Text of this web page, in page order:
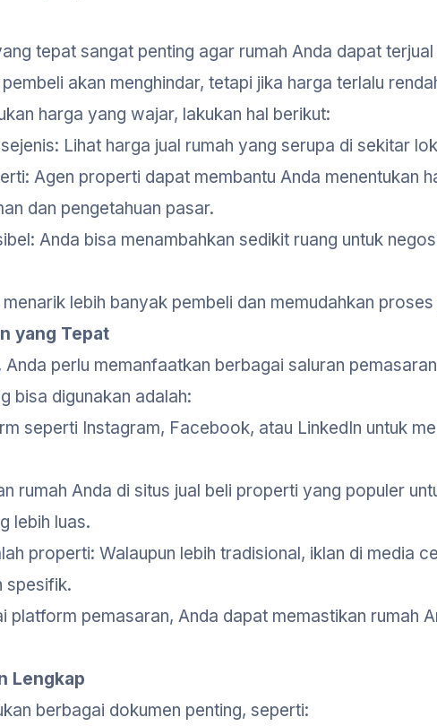
tepat sangat penting agar rumah Anda dapat terjual
akan menghindar, tetapi jika harga terlalu
harga yang wajar, lakukan hal berikut:
Lihat harga jual rumah yang serupa di sekitar
Agen properti dapat membantu Anda menentukan
dan pengetahuan pasar.
Anda bisa menambahkan sedikit ruang untuk
lebih banyak pembeli dan memudahkan proses
yang Tepat
perlu memanfaatkan berbagai saluran
bisa digunakan adalah:
seperti Instagram, Facebook, atau LinkedIn untuk
rumah Anda di situs jual beli properti yang populer
lebih luas.
properti: Walaupun lebih tradisional, iklan di media
spesifik.
platform pemasaran, Anda dapat memastikan rumah
Lengkap
berbagai dokumen penting, seperti: